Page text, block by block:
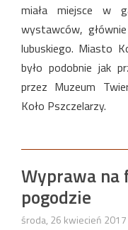
miała miejsce w
wystawców,
lubuskiego. Miasto
było podobnie jak
przez Muzeum
Koło Pszczelarzy.
Wyprawa
pogodzie
środa, 26 kwiecień